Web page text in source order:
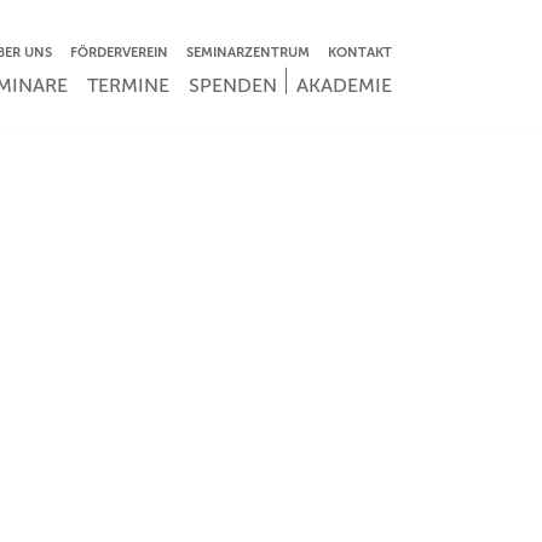
ÜBERSPRINGEN
UNS FÖRDERVEREIN SEMINARZENTRUM KONTAKT
ÜBERSPRINGEN
TERMINE SPENDEN AKADEMIE